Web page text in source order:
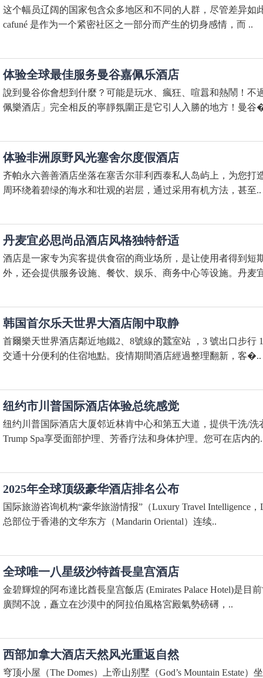
这个幅员辽阔的国家包含众多地区和不同的人群，尽管差异
cafuné 是作为一个紧密社区之一部分而产生的切身感情，而 ..
体验全球最佳服务曼谷嘉佩乐酒店
說到曼谷你會想到什麼？可能是玩水、瘋狂、喧囂和熱鬧！
佩樂酒店」完全相反的寧靜氛圍正是它引人入勝的地方！曼谷
体验非洲原野风光塞舍尔度假酒店
齐帕永六善善酒店坐落在塞舌尔菲利西泰私人岛屿上，为您
周环绕着碧绿的海水和壮观的岩层，通过采用有机方法，甚至..
丹麦宜必思尚品酒店风格独特舒适
酒店是一家专为宾客提供食宿的商业场所，是让使用者得到
外，还会提供服务设施、餐饮、娱乐、商务中心等设施。丹麦
韩国首尔乐天世界大酒店闹中取静
首爾樂天世界酒店鄰近地鐵2、8號線的蠶室站 ，3 號出口步
交通十分便利的住宿地點。疫情期間酒店經過整理翻新，客�..
纽约市川普国际酒店体验总统感觉
纽约川普国际酒店大厦邻近林肯中心和第五大道，提供干洗/
Trump Spa享受面部护理、芳香疗法和身体护理。您可在店内的
2025年全球顶级豪华酒店排名公布
国际旅游咨询机构“豪华旅游情报”（Luxury Travel Intelligence
总部位于香港的文华东方（Mandarin Oriental）连续..
全球唯一八星级沙特酋長皇宫酒店
金碧輝煌的阿布達比酋長皇宫飯店 (Emirates Palace Hotel)是
廣闊不說，矗立在沙漠中的阿拉伯風格宮殿氣勢磅礡，..
西部加拿大酒店天然风光重返自然
穹顶小屋（The Domes）上帝山别墅（God’s Mountain Estate